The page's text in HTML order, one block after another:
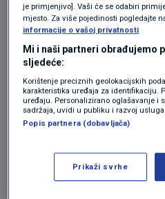
je primjenjivo]. Vaši će se odabiri
mjesto. Za više pojedinosti pogledajte
informacije o vašoj privatnosti
Mi i naši partneri obrađujemo
sljedeće:
Korištenje preciznih geolokacijskih
karakteristika uređaja za identifikaciju.
uređaju. Personalizirano oglašavanje i
sadržaja, uvidi u publiku i razvoj usluga.
Popis partnera (dobavljača)
Prikaži svrhe